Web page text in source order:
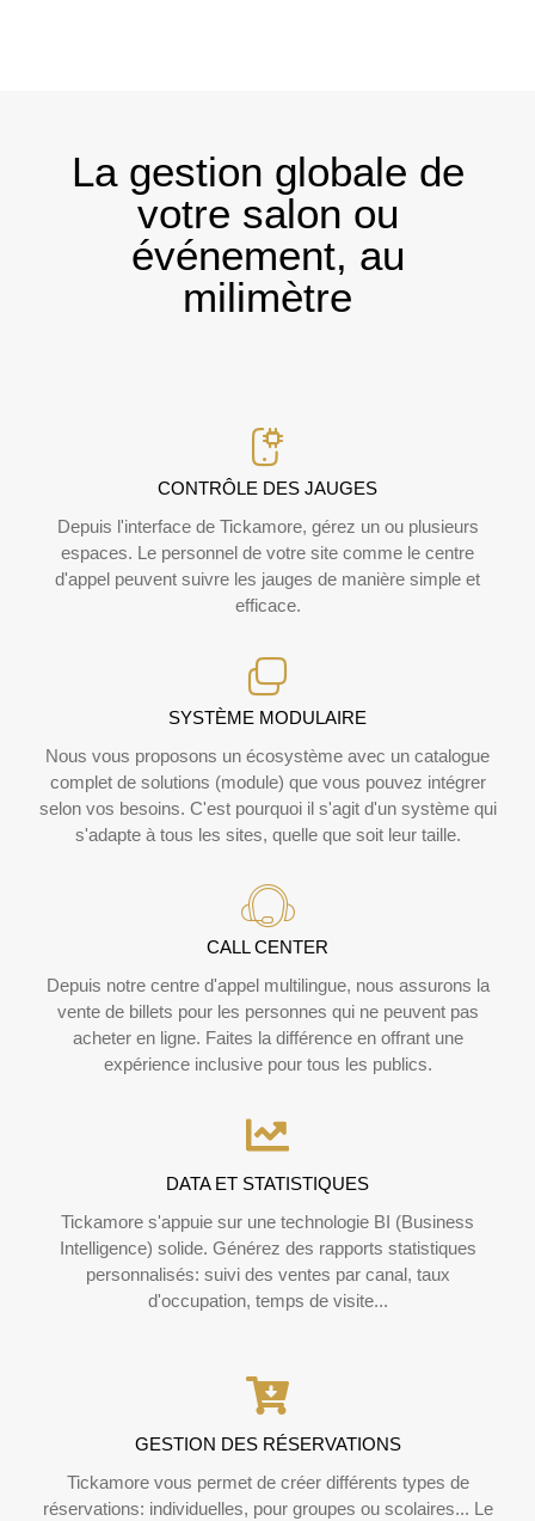
La gestion globale de
votre salon ou
événement, au
milimètre
CONTRÔLE DES JAUGES
Depuis l'interface de Tickamore, gérez un ou plusieurs
espaces. Le personnel de votre site comme le centre
d'appel peuvent suivre les jauges de manière simple et
efficace.
SYSTÈME MODULAIRE
Nous vous proposons un écosystème avec un catalogue
complet de solutions (module) que vous pouvez intégrer
selon vos besoins. C'est pourquoi il s'agit d'un système qui
s'adapte à tous les sites, quelle que soit leur taille.
CALL CENTER
Depuis notre centre d'appel multilingue, nous assurons la
vente de billets pour les personnes qui ne peuvent pas
acheter en ligne. Faites la différence en offrant une
expérience inclusive pour tous les publics.
DATA ET STATISTIQUES
Tickamore s'appuie sur une technologie BI (Business
Intelligence) solide. Générez des rapports statistiques
personnalisés: suivi des ventes par canal, taux
d'occupation, temps de visite...
GESTION DES RÉSERVATIONS
Tickamore vous permet de créer différents types de
réservations: individuelles, pour groupes ou scolaires... Le